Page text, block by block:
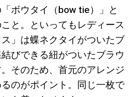
ボウタイ（bow tie）」と
と。といってもレディース
」は蝶ネクタイがついたブ
びできる紐がついたブラウ
そのため、首元のアレンジ
のがポイント。同じ一枚で